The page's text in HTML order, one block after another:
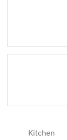
Kitchen